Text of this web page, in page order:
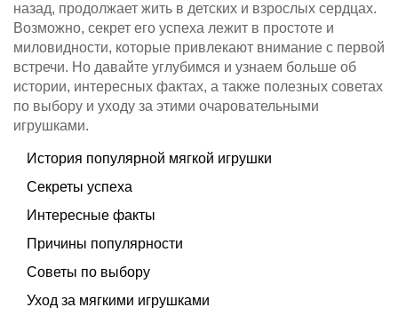
назад, продолжает жить в детских и взрослых сердцах.
Возможно, секрет его успеха лежит в простоте и
миловидности, которые привлекают внимание с первой
встречи. Но давайте углубимся и узнаем больше об
истории, интересных фактах, а также полезных советах
по выбору и уходу за этими очаровательными
игрушками.
История популярной мягкой игрушки
Секреты успеха
Интересные факты
Причины популярности
Советы по выбору
Уход за мягкими игрушками